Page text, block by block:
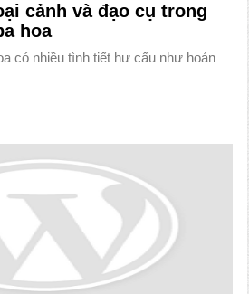
cảnh và đạo cụ trong
hoa
có nhiều tình tiết hư cấu như hoán